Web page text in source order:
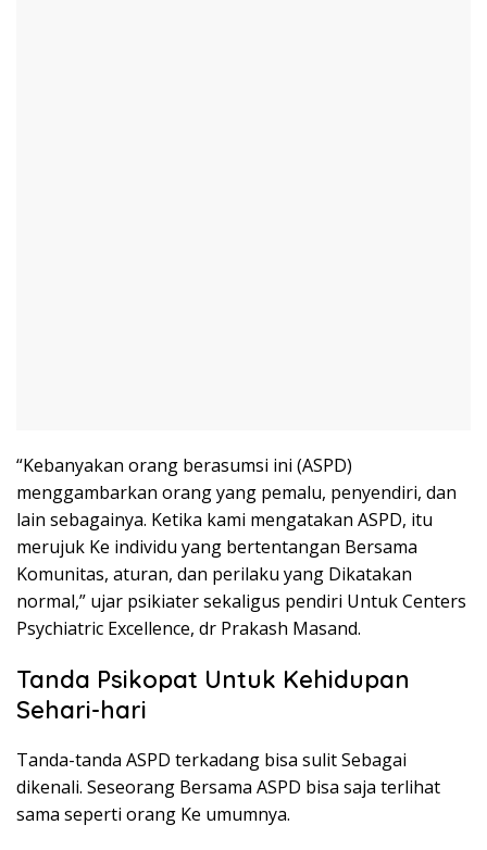
“Kebanyakan orang berasumsi ini (ASPD)
menggambarkan orang yang pemalu, penyendiri, dan
lain sebagainya. Ketika kami mengatakan ASPD, itu
merujuk Ke individu yang bertentangan Bersama
Komunitas, aturan, dan perilaku yang Dikatakan
normal,” ujar psikiater sekaligus pendiri Untuk Centers
Psychiatric Excellence, dr Prakash Masand.
Tanda Psikopat Untuk Kehidupan
Sehari-hari
Tanda-tanda ASPD terkadang bisa sulit Sebagai
dikenali. Seseorang Bersama ASPD bisa saja terlihat
sama seperti orang Ke umumnya.